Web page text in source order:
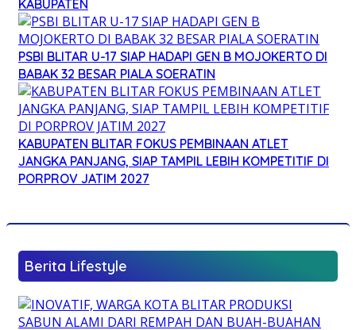
KABUPATEN
PSBI BLITAR U-17 SIAP HADAPI GEN B MOJOKERTO DI
BABAK 32 BESAR PIALA SOERATIN
KABUPATEN BLITAR FOKUS PEMBINAAN ATLET
JANGKA PANJANG, SIAP TAMPIL LEBIH KOMPETITIF DI
PORPROV JATIM 2027
Berita Lifestyle